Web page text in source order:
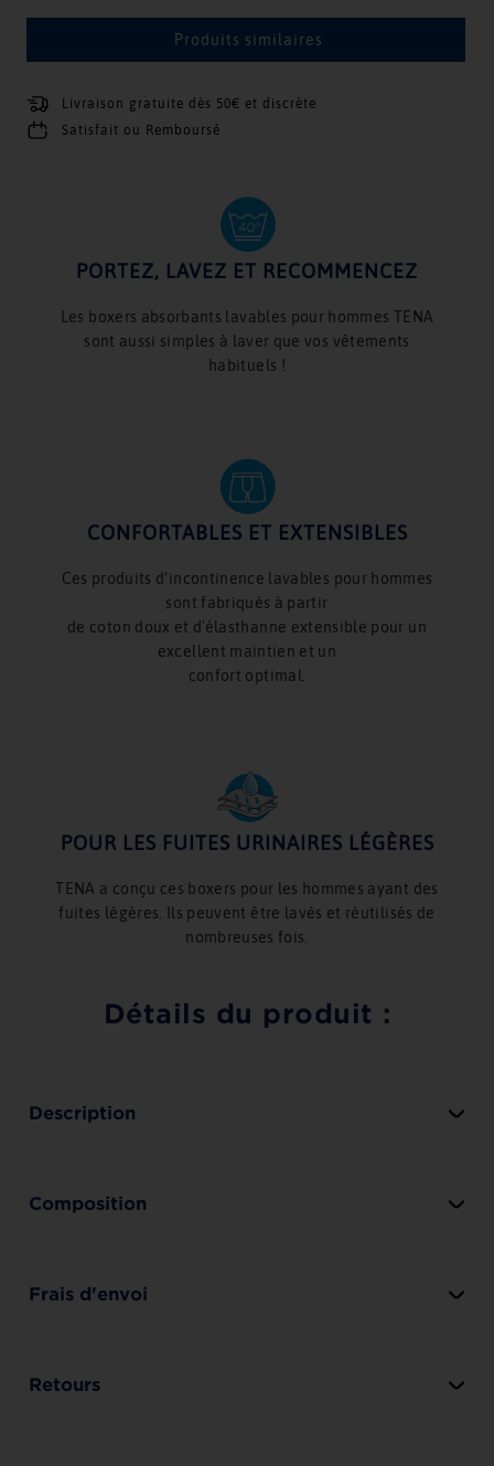
Produits similaires
Livraison gratuite dès 50€ et discrète
Satisfait ou Remboursé
PORTEZ, LAVEZ ET RECOMMENCEZ
Les boxers absorbants lavables pour hommes TENA
sont aussi simples à laver que vos vêtements
habituels !
CONFORTABLES ET EXTENSIBLES
Ces produits d’incontinence lavables pour hommes
sont fabriqués à partir
de coton doux et d'élasthanne extensible pour un
excellent maintien et un
confort optimal.
POUR LES FUITES URINAIRES LÉGÈRES
TENA a conçu ces boxers pour les hommes ayant des
fuites légères. Ils peuvent être lavés et réutilisés de
nombreuses fois.
Détails du produit :
Description
Composition
Frais d'envoi
Retours